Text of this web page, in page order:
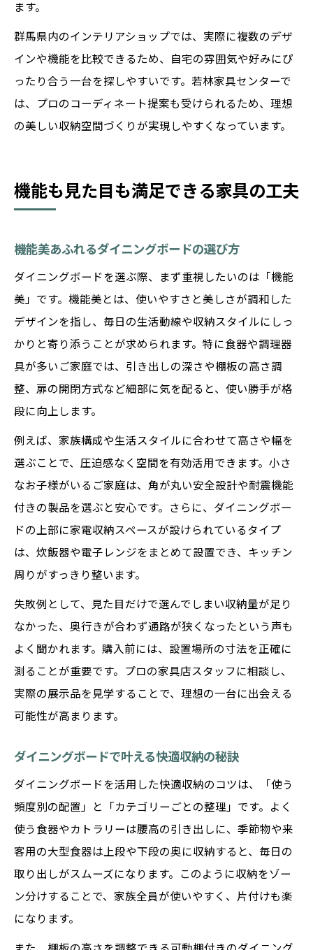
ます。
群馬県内のインテリアショップでは、実際に複数のデザ
インや機能を比較できるため、自宅の雰囲気や好みにぴ
ったり合う一台を探しやすいです。若林家具センターで
は、プロのコーディネート提案も受けられるため、理想
の美しい収納空間づくりが実現しやすくなっています。
機能も見た目も満足できる家具の工夫
機能美あふれるダイニングボードの選び方
ダイニングボードを選ぶ際、まず重視したいのは「機能
美」です。機能美とは、使いやすさと美しさが調和した
デザインを指し、毎日の生活動線や収納スタイルにしっ
かりと寄り添うことが求められます。特に食器や調理器
具が多いご家庭では、引き出しの深さや棚板の高さ調
整、扉の開閉方式など細部に気を配ると、使い勝手が格
段に向上します。
例えば、家族構成や生活スタイルに合わせて高さや幅を
選ぶことで、圧迫感なく空間を有効活用できます。小さ
なお子様がいるご家庭は、角が丸い安全設計や耐震機能
付きの製品を選ぶと安心です。さらに、ダイニングボー
ドの上部に家電収納スペースが設けられているタイプ
は、炊飯器や電子レンジをまとめて設置でき、キッチン
周りがすっきり整います。
失敗例として、見た目だけで選んでしまい収納量が足り
なかった、奥行きが合わず通路が狭くなったという声も
よく聞かれます。購入前には、設置場所の寸法を正確に
測ることが重要です。プロの家具店スタッフに相談し、
実際の展示品を見学することで、理想の一台に出会える
可能性が高まります。
ダイニングボードで叶える快適収納の秘訣
ダイニングボードを活用した快適収納のコツは、「使う
頻度別の配置」と「カテゴリーごとの整理」です。よく
使う食器やカトラリーは腰高の引き出しに、季節物や来
客用の大型食器は上段や下段の奥に収納すると、毎日の
取り出しがスムーズになります。このように収納をゾー
ン分けすることで、家族全員が使いやすく、片付けも楽
になります。